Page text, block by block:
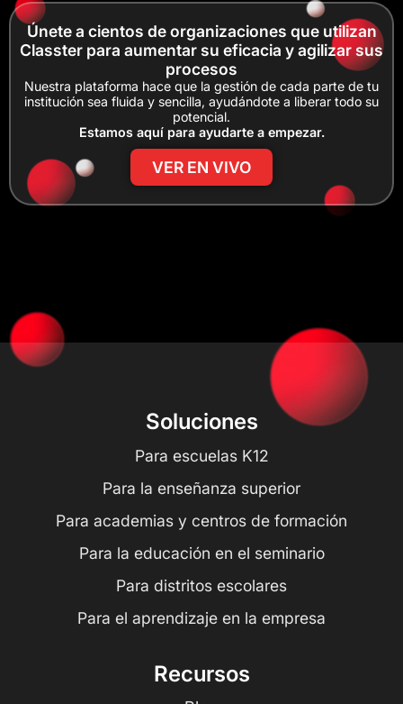
Únete a cientos de organizaciones que utilizan
Classter para aumentar su eficacia y agilizar sus
procesos
Nuestra plataforma hace que la gestión de cada parte de tu
institución sea fluida y sencilla, ayudándote a liberar todo su
potencial.
Estamos aquí para ayudarte a empezar.
VER EN VIVO
Soluciones
Para escuelas K12
Para la enseñanza superior
Para academias y centros de formación
Para la educación en el seminario
Para distritos escolares
Para el aprendizaje en la empresa
Recursos